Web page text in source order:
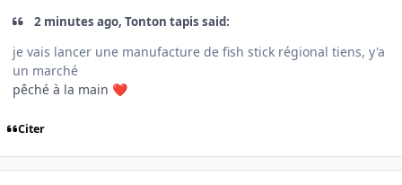
2 minutes ago, Tonton tapis said:
je vais lancer une manufacture de fish stick régional tiens, y'a
un marché
pêché à la main ❤️
Citer